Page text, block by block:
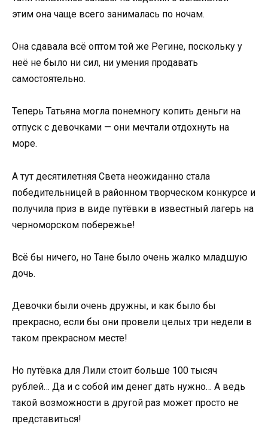
этим она чаще всего занималась по ночам.
Она сдавала всё оптом той же Регине, поскольку у
неё не было ни сил, ни умения продавать
самостоятельно.
Теперь Татьяна могла понемногу копить деньги на
отпуск с девочками — они мечтали отдохнуть на
море.
А тут десятилетняя Света неожиданно стала
победительницей в районном творческом конкурсе и
получила приз в виде путёвки в известный лагерь на
черноморском побережье!
Всё бы ничего, но Тане было очень жалко младшую
дочь.
Девочки были очень дружны, и как было бы
прекрасно, если бы они провели целых три недели в
таком прекрасном месте!
Но путёвка для Лили стоит больше 100 тысяч
рублей… Да и с собой им денег дать нужно… А ведь
такой возможности в другой раз может просто не
представиться!